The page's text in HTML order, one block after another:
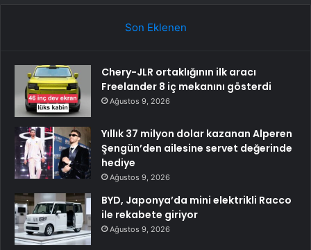
Son Eklenen
Chery-JLR ortaklığının ilk aracı
Freelander 8 iç mekanını gösterdi
Ağustos 9, 2026
Yıllık 37 milyon dolar kazanan Alperen
Şengün’den ailesine servet değerinde
hediye
Ağustos 9, 2026
BYD, Japonya’da mini elektrikli Racco
ile rekabete giriyor
Ağustos 9, 2026